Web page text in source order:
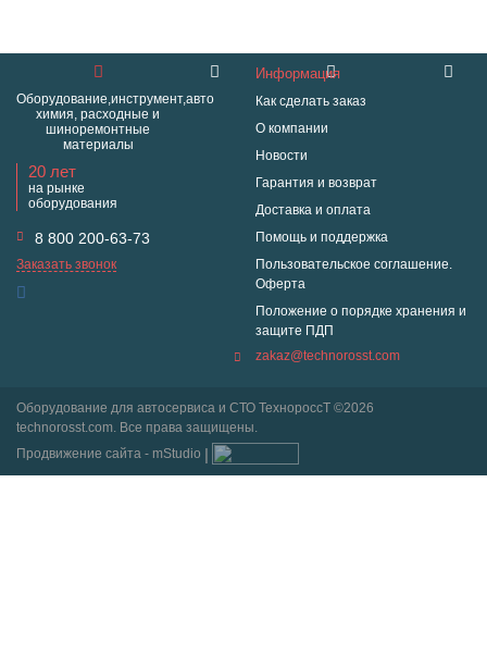
Оборудование,инструмент,авто
химия, расходные и
шиноремонтные
материалы
20 лет
на рынке
оборудования
8 800 200-63-73
Заказать звонок
Информация
Как сделать заказ
О компании
Новости
Гарантия и возврат
Доставка и оплата
Помощь и поддержка
Пользовательское соглашение.
Оферта
Положение о порядке хранения и
защите ПДП
zakaz@technorosst.com
Оборудование для автосервиса и СТО ТехнороссТ ©2026
technorosst.com. Все права защищены.
Продвижение сайта - mStudio